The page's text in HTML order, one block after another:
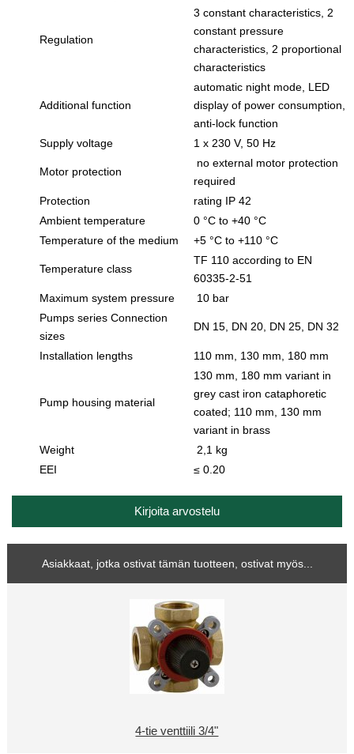
Regulation
3 constant characteristics, 2
constant pressure
characteristics, 2 proportional
characteristics
Additional function
automatic night mode, LED
display of power consumption,
anti-lock function
Supply voltage
1 x 230 V, 50 Hz
Motor protection
no external motor protection
required
Protection
rating IP 42
Ambient temperature
0 °C to +40 °C
Temperature of the medium
+5 °C to +110 °C
Temperature class
TF 110 according to EN
60335-2-51
Maximum system pressure
10 bar
Pumps series Connection
sizes
DN 15, DN 20, DN 25, DN 32
Installation lengths 110 mm, 130 mm, 180 mm
Pump housing material
130 mm, 180 mm variant in
grey cast iron cataphoretic
coated; 110 mm, 130 mm
variant in brass
Weight
2,1 kg
EEI
≤ 0.20
Kirjoita arvostelu
Asiakkaat, jotka ostivat tämän tuotteen, ostivat myös...
4-tie venttiili 3/4"